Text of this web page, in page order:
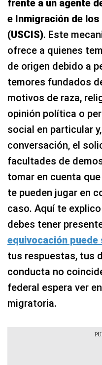
frente a un agente
e Inmigración de
(USCIS). Este
ofrece a quienes
de origen debido a
temores fundados
motivos de raza,
opinión política o
social en particular
conversación, el
facultades de
tomar en cuenta
te pueden jugar en
caso. Aquí te
debes tener
equivocación
tus respuestas, tus
conducta no
federal espera ver
migratoria.